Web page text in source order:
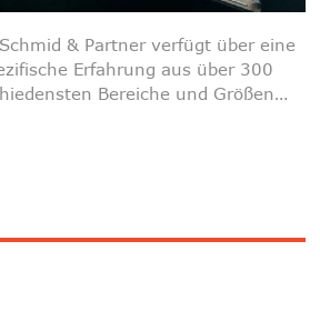
& Partner verfügt über eine
Erfahrung aus über 300
Bereiche und Größen…